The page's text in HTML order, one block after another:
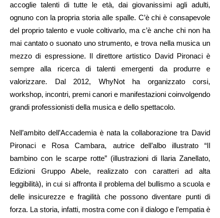
accoglie talenti di tutte le età, dai giovanissimi agli adulti,
ognuno con la propria storia alle spalle. C’è chi è consapevole
del proprio talento e vuole coltivarlo, ma c’è anche chi non ha
mai cantato o suonato uno strumento, e trova nella musica un
mezzo di espressione. Il direttore artistico David Pironaci è
sempre alla ricerca di talenti emergenti da produrre e
valorizzare. Dal 2012, WhyNot ha organizzato corsi,
workshop, incontri, premi canori e manifestazioni coinvolgendo
grandi professionisti della musica e dello spettacolo.
Nell’ambito dell’Accademia è nata la collaborazione tra David
Pironaci e Rosa Cambara, autrice dell’albo illustrato “Il
bambino con le scarpe rotte” (illustrazioni di Ilaria Zanellato,
Edizioni Gruppo Abele, realizzato con caratteri ad alta
leggibilità), in cui si affronta il problema del bullismo a scuola e
delle insicurezze e fragilità che possono diventare punti di
forza. La storia, infatti, mostra come con il dialogo e l’empatia è